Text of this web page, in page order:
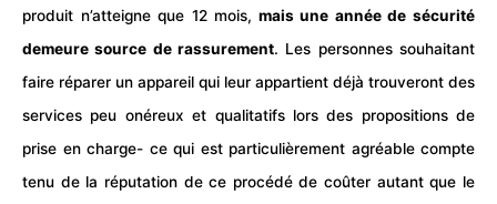
produit n’atteigne que 12 mois, mais une année de sécurité
demeure source de rassurement. Les personnes souhaitant
faire réparer un appareil qui leur appartient déjà trouveront des
services peu onéreux et qualitatifs lors des propositions de
prise en charge- ce qui est particulièrement agréable compte
tenu de la réputation de ce procédé de coûter autant que le